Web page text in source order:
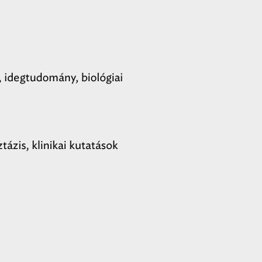
biológiai
klinikai kutatások